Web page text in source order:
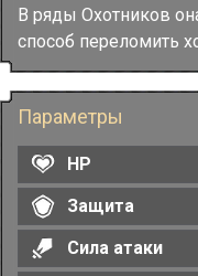
В ряды Охотников
способ переломить
Параметры
HP
Защита
Сила атаки